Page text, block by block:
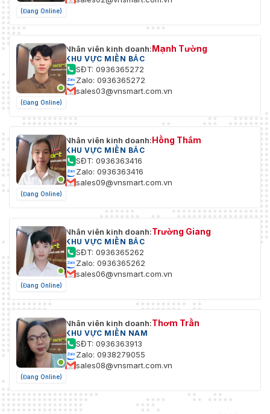
✅Kích thước (L * W
* H)
✅Độ ẩm làm việc ⭐10% ~ 90%
✅Khối lượng tịnh ⭐0,50kg
(Đang Online)
(Đang Online)
Nhân viên kinh doanh:Mạnh Tường
KHU VỰC MIỀN BẮC
SĐT: 0936365272
Zalo: 0936365272
sales03@vnsmart.com.vn
(Đang Online)
Nhân viên kinh doanh:Hồng Thắm
KHU VỰC MIỀN BẮC
SĐT: 0936363416
Zalo: 0936363416
sales09@vnsmart.com.vn
(Đang Online)
Nhân viên kinh doanh:Trường Giang
KHU VỰC MIỀN BẮC
SĐT: 0936365262
Zalo: 0936365262
sales06@vnsmart.com.vn
(Đang Online)
Nhân viên kinh doanh:Thơm Trần
KHU VỰC MIỀN NAM
SĐT: 0936363913
Zalo: 0938279055
sales08@vnsmart.com.vn